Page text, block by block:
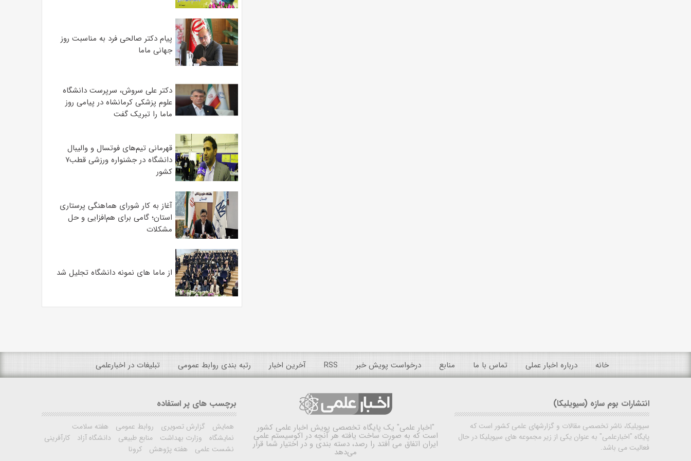
پیام دکتر صالحی فرد به مناسبت روز
جهانی ماما
دکتر علی سروش، سرپرست دانشگاه
علوم پزشکی کرمانشاه در پیامی روز
ماما را تبریک گفت
قهرمانی تیم‌های فوتسال و والیبال
دانشگاه در جشنواره ورزشی قطب۷
کشور
آغاز به کار شورای هماهنگی پرستاری
استان؛ گامی برای هم‌افزایی و حل
مشکلات
از ماما های نمونه دانشگاه تجلیل شد
خانه درباره اخبار عملی تماس با ما منابع درخواست پویش خبر RSS آخرین اخبار رتبه بندی روابط عمومی تبلیغات در اخبارعلمی
انتشارات بوم سازه (سیویلیکا)
سیویلیکا، ناشر تخصصی مقالات و گزارشهای علمی کشور است که
پایگاه "اخبارعلمی" به عنوان یکی از زیر مجموعه های سیویلیکا در حال
فعالیت می باشد.
"اخبار علمی" یک پایگاه تخصصی پویش اخبار علمی کشور
است که به صورت ساخت یافته هر آنچه در اکوسیستم علمی
ایران اتفاق می افتد را رصد، دسته بندی و در اختیار شما قرار
می‌دهد
برچسب های پر استفاده
همایش گزارش تصویری روابط عمومی
هفته سلامت
نمایشگاه
وزارت بهداشت منابع طبیعی دانشگاه آزاد
کارآفرینی
نشست علمی
هفته پژوهش کرونا